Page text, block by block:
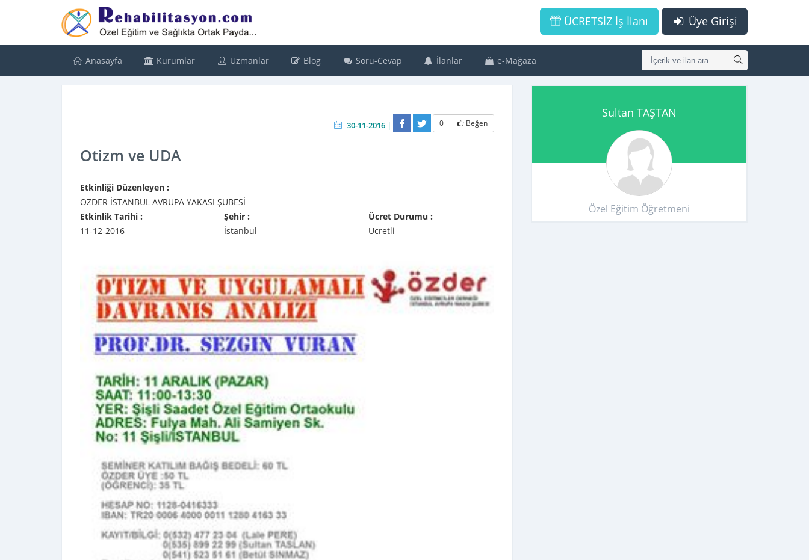
Üye Girişi
ÜCRETSİZ İş İlanı
Anasayfa Kurumlar Uzmanlar Blog Soru-Cevap İlanlar e-Mağaza
30-11-2016 | 0 Beğen
Otizm ve UDA
Etkinliği Düzenleyen :
ÖZDER İSTANBUL AVRUPA YAKASI ŞUBESİ
Etkinlik Tarihi :
11-12-2016
Şehir :
İstanbul
Ücret Durumu :
Ücretli
Sultan TAŞTAN
Özel Eğitim Öğretmeni